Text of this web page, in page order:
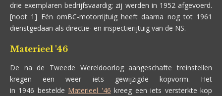
drie exemplaren bedrijfsvaardig; zij werden in 1952 afgevoerd.
[noot 1] Eén omBC-motorrijtuig heeft daarna nog tot 1961
dienstgedaan als directie- en inspectierijtuig van de NS.
Materieel '46
De na de Tweede Wereldoorlog aangeschafte treinstellen
kregen een weer iets gewijzigde kopvorm. Het
in 1946 bestelde Materieel '46 kreeg een iets versterkte kop